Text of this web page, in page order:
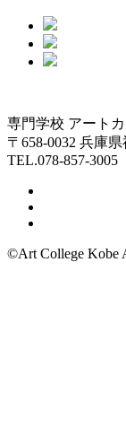
専門学校 アート
〒658-0032 兵庫
TEL.078-857-3005
©Art College Kobe